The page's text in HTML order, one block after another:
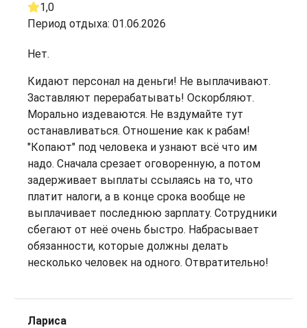
1,0
Период отдыха: 01.06.2026
Нет.
Кидают персонал на деньги! Не выплачивают.
Заставляют перерабатывать! Оскорбляют.
Морально издеваются. Не вздумайте тут
останавливаться. Отношение как к рабам!
"Копают" под человека и узнают всё что им
надо. Сначала срезает оговоренную, а потом
задерживает выплаты ссылаясь на то, что
платит налоги, а в конце срока вообще не
выплачивает последнюю зарплату. Сотрудники
сбегают от неё очень быстро. Набрасывает
обязанности, которые должны делать
несколько человек на одного. Отвратительно!
Лариса